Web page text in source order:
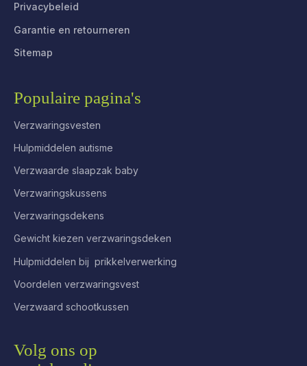
Privacybeleid
Garantie en retourneren
Sitemap
Populaire pagina's
Verzwaringsvesten
Hulpmiddelen autisme
Verzwaarde slaapzak baby
Verzwaringskussens
Verzwaringsdekens
Gewicht kiezen verzwaringsdeken
Hulpmiddelen bij prikkelverwerking
Voordelen verzwaringsvest
Verzwaard schootkussen
Volg ons op